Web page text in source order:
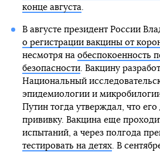
конце августа.
В августе президент России
о регистрации вакцины от
несмотря на обеспокоенность
безопасности. Вакцину
Национальный
эпидемиологии и
Путин тогда утверждал, что
прививку. Вакцина еще
испытаний, а через полгода
тестировать на детях. В